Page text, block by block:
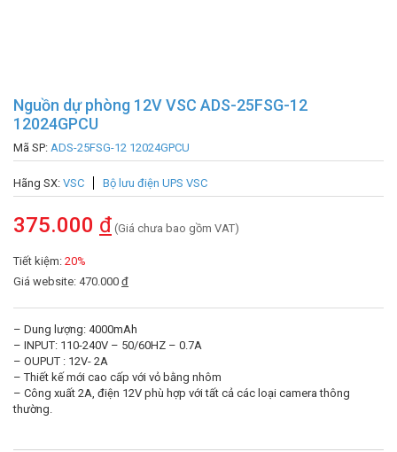
Nguồn dự phòng 12V VSC ADS-25FSG-12
12024GPCU
Mã SP: ADS-25FSG-12 12024GPCU
Hãng SX: VSC Bộ lưu điện UPS VSC
375.000 đ (Giá chưa bao gồm VAT)
Tiết kiệm: 20%
Giá website: 470.000 đ
– Dung lượng: 4000mAh
– INPUT: 110-240V – 50/60HZ – 0.7A
– OUPUT : 12V- 2A
– Thiết kế mới cao cấp với vỏ bằng nhôm
– Công xuất 2A, điện 12V phù hợp với tất cả các loại camera thông
thường.